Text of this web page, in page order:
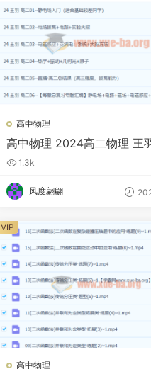
高中物理
高中物理 2024高二物理 王
1.3k
风度翩翩
高中物理
VIP